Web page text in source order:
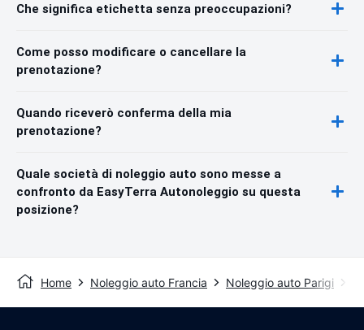
Che significa etichetta senza preoccupazioni?
Come posso modificare o cancellare la
prenotazione?
Quando riceverò conferma della mia
prenotazione?
Quale società di noleggio auto sono messe a
confronto da EasyTerra Autonoleggio su questa
posizione?
Home Noleggio auto Francia Noleggio auto Parigi